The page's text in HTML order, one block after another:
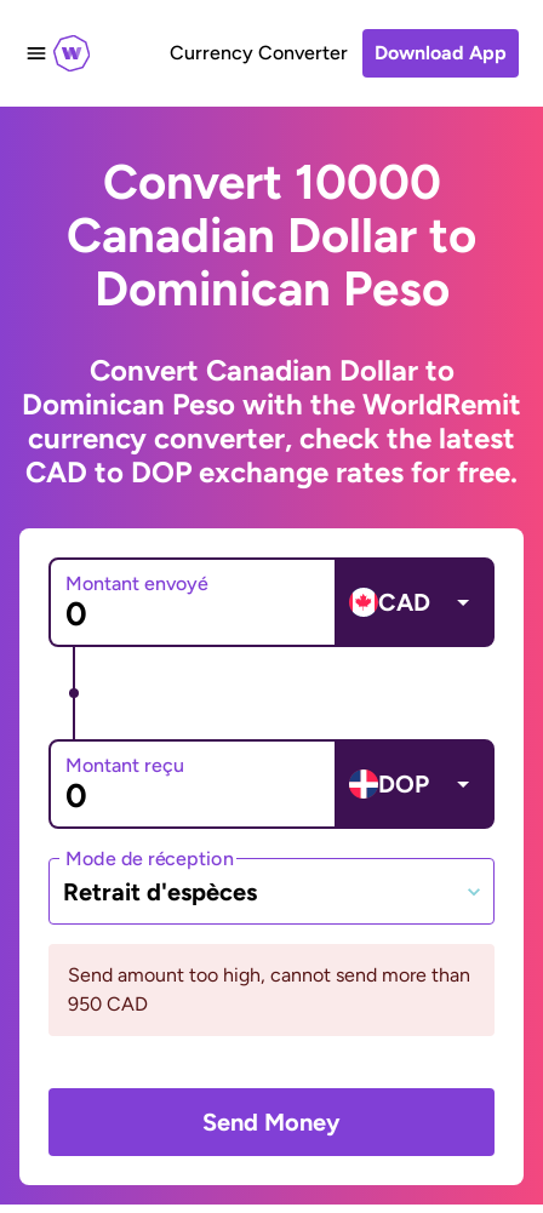
Currency Converter Download App
Convert 10000
Canadian Dollar to
Dominican Peso
Convert Canadian Dollar to
Dominican Peso with the WorldRemit
currency converter, check the latest
CAD to DOP exchange rates for free.
Montant envoyé
CAD
Montant reçu
DOP
Mode de réception
Retrait d'espèces
Send amount too high, cannot send more than
950 CAD
Send Money